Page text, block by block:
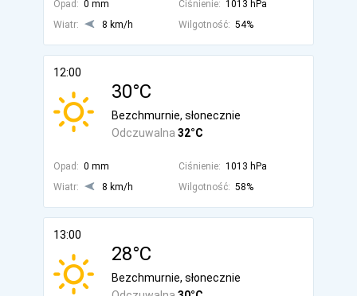
Opad: 0 mm Ciśnienie: 1013 hPa
Wiatr:
8 km/h Wilgotność: 54%
12:00
30°C
Odczuwalna 32°C
Bezchmurnie, słonecznie
Opad: 0 mm Ciśnienie: 1013 hPa
Wiatr:
8 km/h Wilgotność: 58%
13:00
28°C
Bezchmurnie, słonecznie